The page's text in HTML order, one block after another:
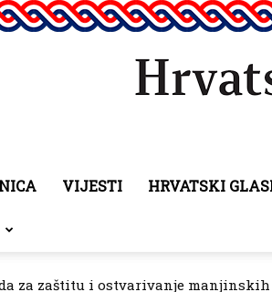
VIJESTI HRVATSKI
za zaštitu i ostvarivanje